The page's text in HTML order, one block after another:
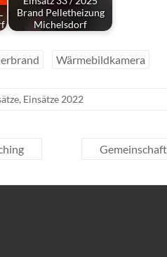
Brand Pelletheizung
Michelsdorf
Wärmebildkamera
, Einsätze 2022